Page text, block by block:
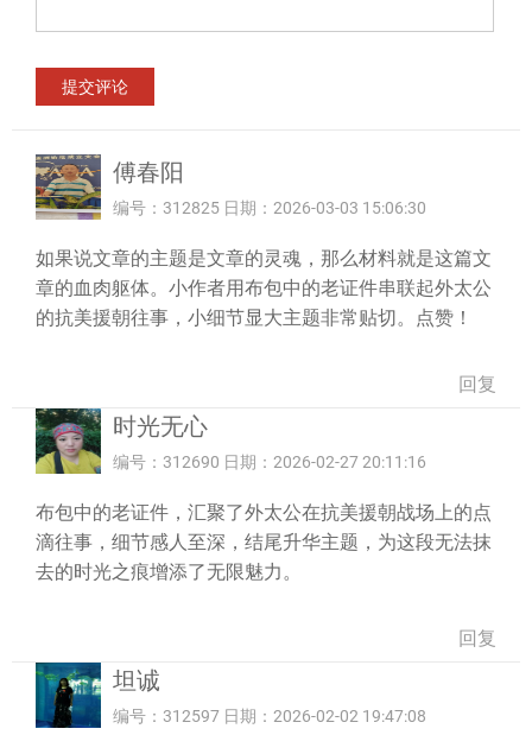
傅春阳
编号：312825 日期：2026-03-03 15:06:30
如果说文章的主题是文章的灵魂，那么材料就是这篇文
章的血肉躯体。小作者用布包中的老证件串联起外太公
的抗美援朝往事，小细节显大主题非常贴切。点赞！
回复
时光无心
编号：312690 日期：2026-02-27 20:11:16
布包中的老证件，汇聚了外太公在抗美援朝战场上的点
滴往事，细节感人至深，结尾升华主题，为这段无法抹
去的时光之痕增添了无限魅力。
回复
坦诚
编号：312597 日期：2026-02-02 19:47:08